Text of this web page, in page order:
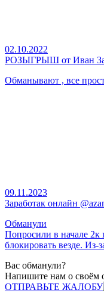
02.10.2022
РОЗЫГРЫШ от Иван
Обманывают , все
09.11.2023
Заработак онлайн
Обманули
Попросили в начале 2к
блокировать везде. Из-
Вас обманули?
Напишите нам о своём
ОТПРАВЬТЕ ЖАЛОБУ